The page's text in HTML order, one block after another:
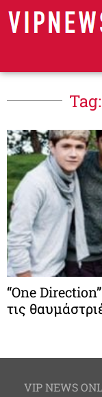
“One
τις
VIP NEWS